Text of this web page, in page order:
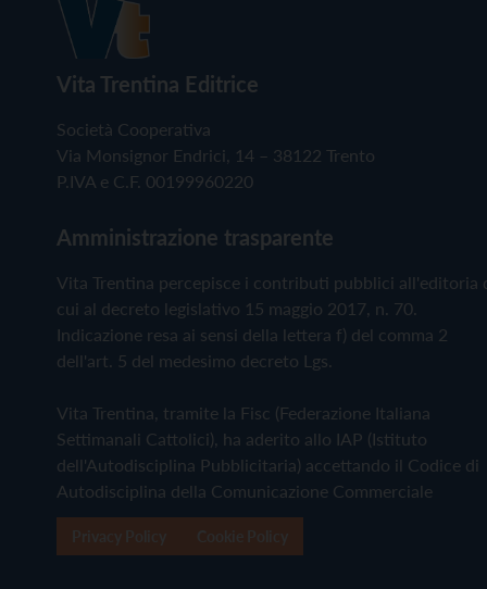
Vita Trentina Editrice
Società Cooperativa
Via Monsignor Endrici, 14 – 38122 Trento
P.IVA e C.F. 00199960220
Amministrazione trasparente
Vita Trentina percepisce i contributi pubblici all'editoria
cui al decreto legislativo 15 maggio 2017, n. 70.
Indicazione resa ai sensi della lettera f) del comma 2
dell'art. 5 del medesimo decreto Lgs.
Vita Trentina, tramite la Fisc (Federazione Italiana
Settimanali Cattolici), ha aderito allo IAP (Istituto
dell'Autodisciplina Pubblicitaria) accettando il Codice di
Autodisciplina della Comunicazione Commerciale